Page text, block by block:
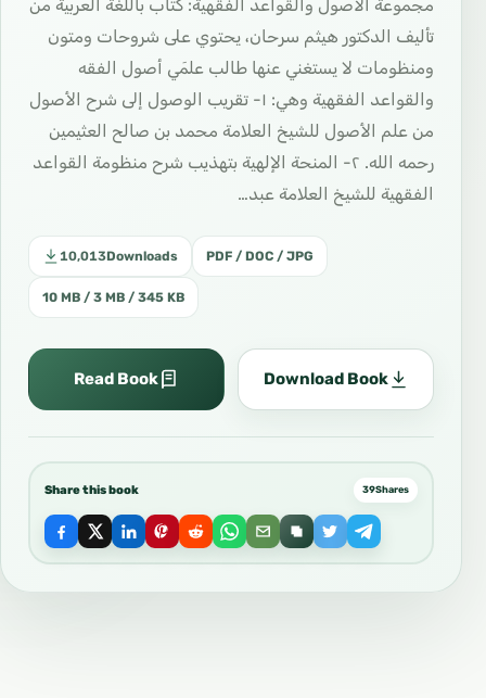
مجموعة الأصول والقواعد الفقهية: كتاب باللغة العربية من
تأليف الدكتور هيثم سرحان، يحتوي على شروحات ومتون
ومنظومات لا يستغني عنها طالب علمَي أصول الفقه
والقواعد الفقهية وهي: ١- تقريب الوصول إلى شرح الأصول
من علم الأصول للشيخ العلامة محمد بن صالح العثيمين
رحمه الله. ٢- المنحة الإلهية بتهذيب شرح منظومة القواعد
الفقهية للشيخ العلامة عبد…
10,013Downloads PDF / DOC / JPG
10 MB / 3 MB / 345 KB
Read Book Download Book
Share this book 39Shares